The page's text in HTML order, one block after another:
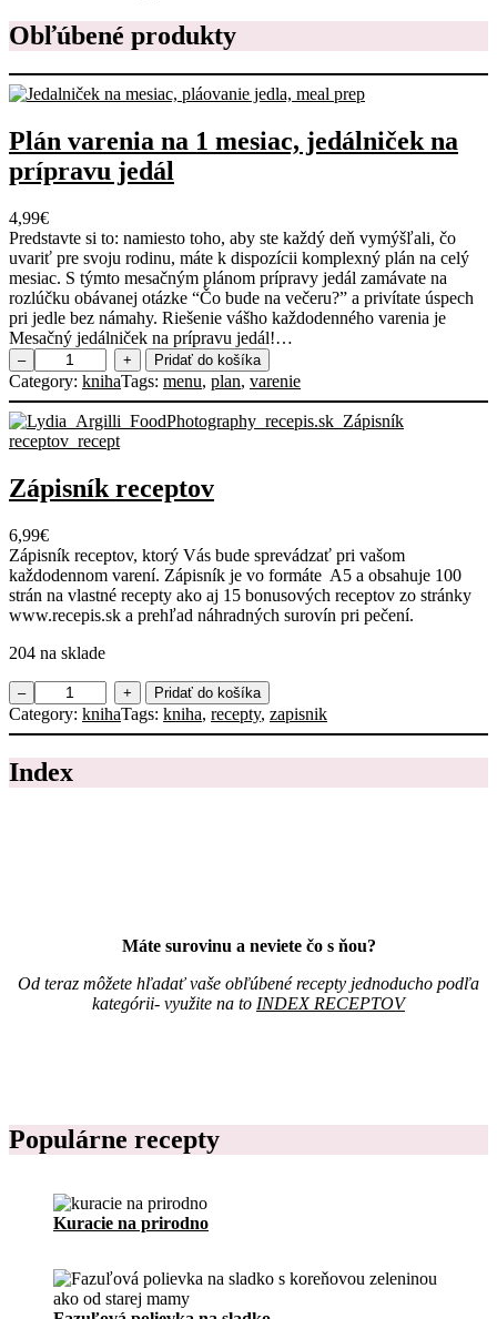
Obľúbené produkty
Plán varenia na 1 mesiac, jedálniček na
prípravu jedál
4,99€
Predstavte si to: namiesto toho, aby ste každý deň vymýšľali, čo
uvariť pre svoju rodinu, máte k dispozícii komplexný plán na celý
mesiac. S týmto mesačným plánom prípravy jedál zamávate na
rozlúčku obávanej otázke “Čo bude na večeru?” a privítate úspech
pri jedle bez námahy. Riešenie vášho každodenného varenia je
Mesačný jedálniček na prípravu jedál!…
–
m
n
o
ž
s
v
o
l
á
n
v
a
e
a
n
a
1
n
a
+ Pridať do košíka
Category: knihaTags: menu, plan, varenie
Zápisník receptov
6,99€
Zápisník receptov, ktorý Vás bude sprevádzať pri vašom
každodennom varení. Zápisník je vo formáte A5 a obsahuje 100
strán na vlastné recepty ako aj 15 bonusových receptov zo stránky
www.recepis.sk a prehľad náhradných surovín pri pečení.
204 na sklade
–
m
n
o
s
t
o
v
+ Pridať do košíka
Category: knihaTags: kniha, recepty, zapisnik
Index
Máte surovinu a neviete čo s ňou?
Od teraz môžete hľadať vaše obľúbené recepty jednoducho podľa
kategórii- využite na to INDEX RECEPTOV
Populárne recepty
Kuracie na prirodno